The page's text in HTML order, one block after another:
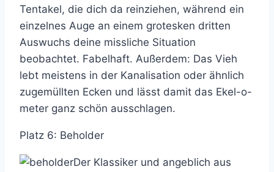
Tentakel, die dich da reinziehen, während ein
einzelnes Auge an einem grotesken dritten
Auswuchs deine missliche Situation
beobachtet. Fabelhaft. Außerdem: Das Vieh
lebt meistens in der Kanalisation oder ähnlich
zugemüllten Ecken und lässt damit das Ekel-o-
meter ganz schön ausschlagen.
Platz 6: Beholder
Der Klassiker und angeblich aus